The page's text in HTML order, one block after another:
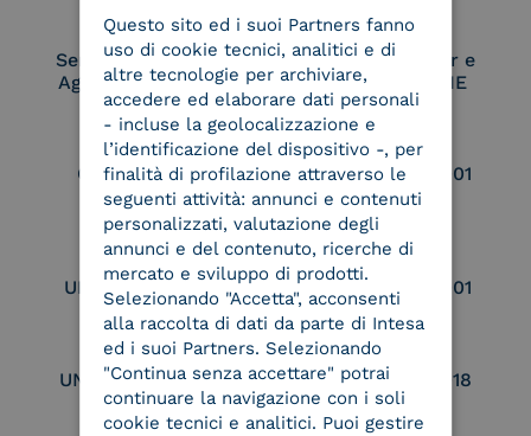
Service Provider e
Aggregatore SPID
Service Provider e
Aggregatore CIE
Conservatore
qualificato
UNI EN ISO 37001
UNI EN ISO 9001 UNI EN ISO 27001
UNI EN ISO 27017 UNI EN ISO 27018
ITALIAN
Questo sito ed i suoi Partners fanno
uso di cookie tecnici, analitici e di
altre tecnologie per archiviare,
accedere ed elaborare dati personali
- incluse la geolocalizzazione e
l’identificazione del dispositivo -, per
finalità di profilazione attraverso le
seguenti attività: annunci e contenuti
personalizzati, valutazione degli
annunci e del contenuto, ricerche di
mercato e sviluppo di prodotti.
Selezionando "Accetta", acconsenti
alla raccolta di dati da parte di Intesa
ed i suoi Partners. Selezionando
"Continua senza accettare" potrai
continuare la navigazione con i soli
cookie tecnici e analitici. Puoi gestire